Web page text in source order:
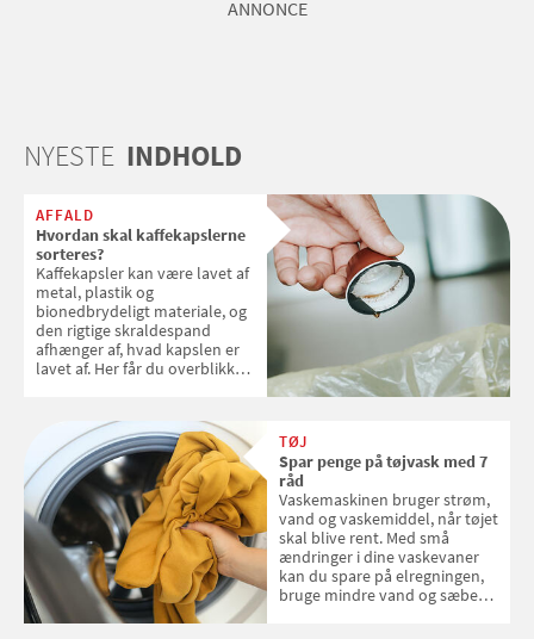
ANNONCE
NYESTE INDHOLD
AFFALD
Hvordan skal kaffekapslerne
sorteres?
Kaffekapsler kan være lavet af
metal, plastik og
bionedbrydeligt materiale, og
den rigtige skraldespand
afhænger af, hvad kapslen er
lavet af. Her får du overblikket
TØJ
Spar penge på tøjvask med 7
råd
Vaskemaskinen bruger strøm,
vand og vaskemiddel, når tøjet
skal blive rent. Med små
ændringer i dine vaskevaner
kan du spare på elregningen,
bruge mindre vand og sæbe